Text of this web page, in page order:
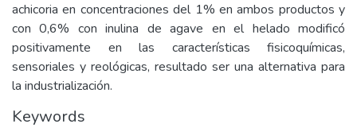
achicoria en concentraciones del 1% en ambos productos y
con 0,6% con inulina de agave en el helado modificó
positivamente en las características fisicoquímicas,
sensoriales y reológicas, resultado ser una alternativa para
la industrialización.
Keywords